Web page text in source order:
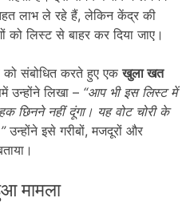
लाभ ले रहे हैं, लेकिन केंद्र की
लिस्ट से बाहर कर दिया जाए।
को संबोधित करते हुए एकखुला खत
उन्होंने लिखा – “आप भी इस लिस्ट में
छिनने नहीं दूंगा। यह वोट चोरी के
उन्होंने इसे गरीबों, मजदूरों और
मामला